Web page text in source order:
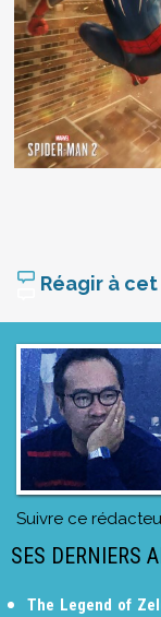
Réagir à
Suivre ce
SES DERNIERS
The Legend of